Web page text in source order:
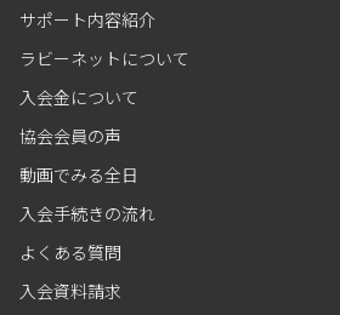
サポート内容紹介
ラビーネットについて
入会金について
協会会員の声
動画でみる全日
入会手続きの流れ
よくある質問
入会資料請求